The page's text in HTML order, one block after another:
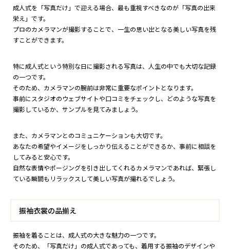
成人式を「写真だけ」で迎える場合、最も重視すべきなのが「写真の出来
栄え」です。
プロのカメラマンが撮影することで、一生の思い出となる美しい写真を残
すことができます。
特に成人式という特別な日に撮影される写真は、人生の中でも大切な記録
の一つです。
そのため、カメラマンの腕前は非常に重要なポイントとなります。
事前にスタジオのウェブサイトや口コミをチェックし、どのような写真を
撮影しているか、サンプルを見てみましょう。
また、カメラマンとのコミュニケーションも大切です。
あなたの希望やイメージをしっかり伝えることができるか、事前に相談を
してみると安心です。
自然な表情やポージングを引き出してくれるカメラマンであれば、緊張し
ている瞬間もリラックスして美しい写真が撮れるでしょう。
振袖衣裳の品揃え
振袖を着ることは、成人式の大きな魅力の一つです。
そのため、「写真だけ」の成人式であっても、着用する振袖のデザインや